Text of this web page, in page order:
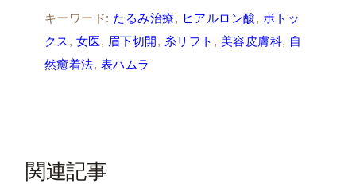
キーワード: たるみ治療, ヒアルロン酸, ボトッ
クス , 女医, 眉下切開 , 糸リフト , 美容皮膚科, 自
然癒着法, 表ハムラ
関連記事